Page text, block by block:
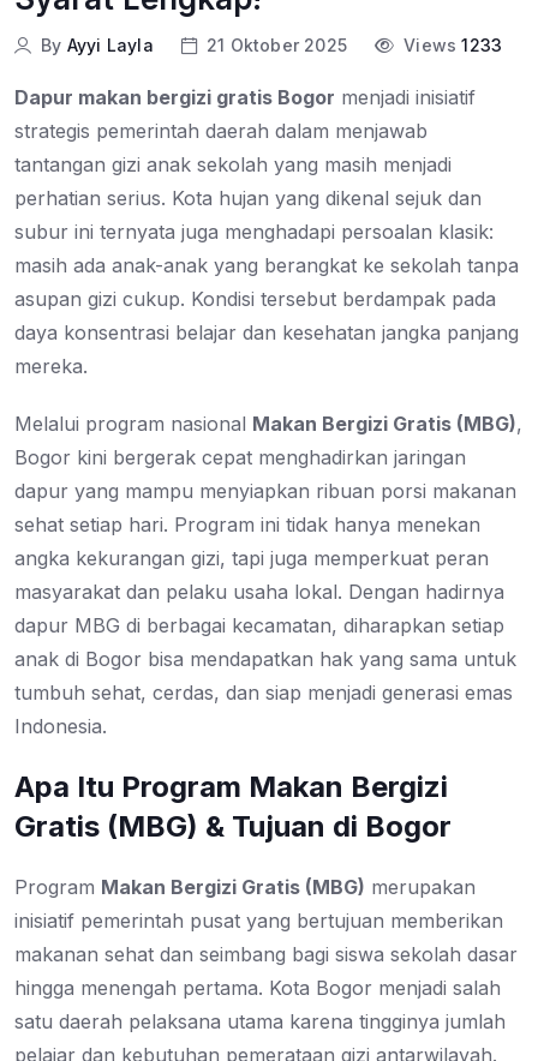
By Ayyi Layla 21 Oktober 2025 Views 1233
Dapur makan bergizi gratis Bogor menjadi inisiatif
strategis pemerintah daerah dalam menjawab
tantangan gizi anak sekolah yang masih menjadi
perhatian serius. Kota hujan yang dikenal sejuk dan
subur ini ternyata juga menghadapi persoalan klasik:
masih ada anak-anak yang berangkat ke sekolah tanpa
asupan gizi cukup. Kondisi tersebut berdampak pada
daya konsentrasi belajar dan kesehatan jangka panjang
mereka.
Melalui program nasional Makan Bergizi Gratis (MBG),
Bogor kini bergerak cepat menghadirkan jaringan
dapur yang mampu menyiapkan ribuan porsi makanan
sehat setiap hari. Program ini tidak hanya menekan
angka kekurangan gizi, tapi juga memperkuat peran
masyarakat dan pelaku usaha lokal. Dengan hadirnya
dapur MBG di berbagai kecamatan, diharapkan setiap
anak di Bogor bisa mendapatkan hak yang sama untuk
tumbuh sehat, cerdas, dan siap menjadi generasi emas
Indonesia.
Apa Itu Program Makan Bergizi
Gratis (MBG) & Tujuan di Bogor
Program Makan Bergizi Gratis (MBG) merupakan
inisiatif pemerintah pusat yang bertujuan memberikan
makanan sehat dan seimbang bagi siswa sekolah dasar
hingga menengah pertama. Kota Bogor menjadi salah
satu daerah pelaksana utama karena tingginya jumlah
pelajar dan kebutuhan pemerataan gizi antarwilayah.